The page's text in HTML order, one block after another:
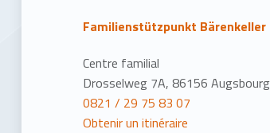
Familienstützpunkt Bärenkeller
Centre familial
Drosselweg 7A, 86156 Augsbourg
0821 / 29 75 83 07
Obtenir un itinéraire